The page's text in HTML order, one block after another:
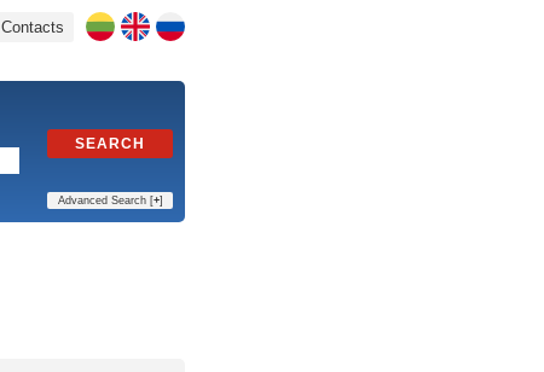
Contacts
SEARCH
Advanced Search [+]